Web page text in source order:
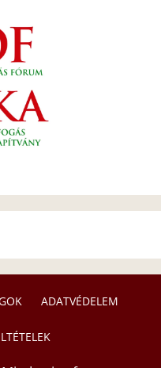
ADATVÉDELEM